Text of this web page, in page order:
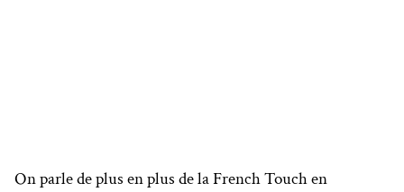
On parle de plus en plus de la French Touch en